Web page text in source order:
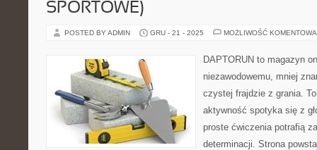
SPORTOWE)
POSTED BY ADMIN GRU - 21 - 2025 MOŻLIWOŚĆ
DAPTORUN to magazyn
niezawodowemu, mniej
czystej frajdzie z grania.
aktywność spotyka się z
proste ćwiczenia potrafią
determinacji. Strona